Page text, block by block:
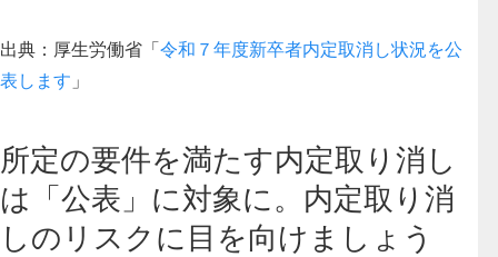
出典：厚生労働省「令和７年度新卒者内定取消し状況を公
表します 」
所定の要件を満たす内定取り消し
は「公表」に対象に。内定取り消
しのリスクに目を向けましょう